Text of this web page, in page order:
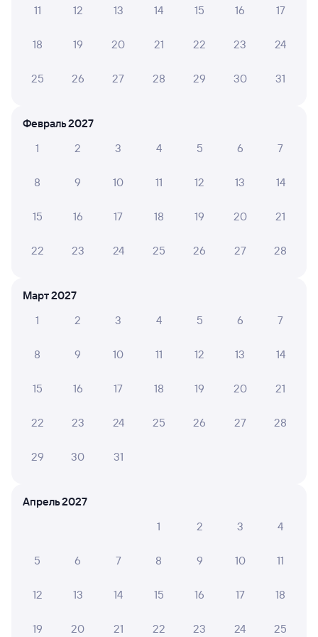
А ещё здесь можно найти
Обратные билеты из Вирандозера (98 км)
в Вожегу
Купить билеты на поезд до Вожеги
11 12 13 14 15 16 17
18 19 20 21 22 23 24
25 26 27 28 29 30 31
Февраль 2027
1
2 3 4 5 6 7
8 9 10 11 12 13 14
15 16 17 18 19 20 21
22 23 24 25 26 27 28
Март 2027
1
2 3 4 5 6 7
8 9 10 11 12 13 14
15 16 17 18 19 20 21
22 23 24 25 26 27 28
29 30 31
Апрель 2027
1
2 3 4
5 6 7 8 9 10 11
12 13 14 15 16 17 18
19 20 21 22 23 24 25